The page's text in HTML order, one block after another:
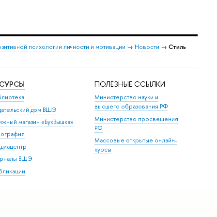
психологии личности и мотивации → Новости → Стиль
дом ВШЭ
магазин «БукВышка»
ВШЭ
ПОЛЕЗНЫЕ ССЫЛКИ
Министерство науки и
высшего образования РФ
Министерство просвещения
РФ
Массовые открытые онлайн-
курсы